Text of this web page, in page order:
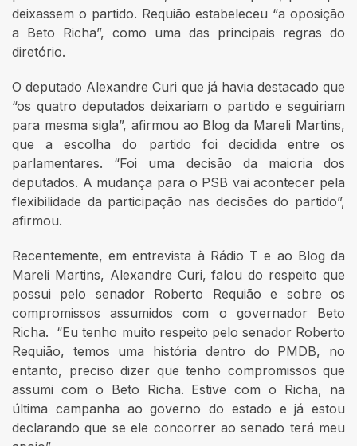
deixassem o partido. Requião estabeleceu “a oposição
a Beto Richa”, como uma das principais regras do
diretório.
O deputado Alexandre Curi que já havia destacado que
“os quatro deputados deixariam o partido e seguiriam
para mesma sigla”, afirmou ao Blog da Mareli Martins,
que a escolha do partido foi decidida entre os
parlamentares. “Foi uma decisão da maioria dos
deputados. A mudança para o PSB vai acontecer pela
flexibilidade da participação nas decisões do partido”,
afirmou.
Recentemente, em entrevista à Rádio T e ao Blog da
Mareli Martins, Alexandre Curi, falou do respeito que
possui pelo senador Roberto Requião e sobre os
compromissos assumidos com o governador Beto
Richa. “Eu tenho muito respeito pelo senador Roberto
Requião, temos uma história dentro do PMDB, no
entanto, preciso dizer que tenho compromissos que
assumi com o Beto Richa. Estive com o Richa, na
última campanha ao governo do estado e já estou
declarando que se ele concorrer ao senado terá meu